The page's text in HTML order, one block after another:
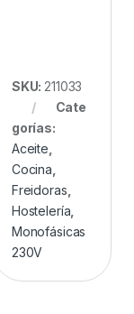
SKU: 211033
Cate
gorías:
Aceite
Cocina
Freidoras
Hostelería
Monofásicas
230V